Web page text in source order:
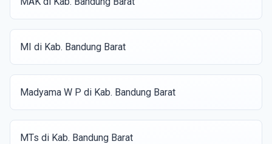
MI di Kab. Bandung Barat
Madyama W P di Kab. Bandung Barat
MTs di Kab. Bandung Barat